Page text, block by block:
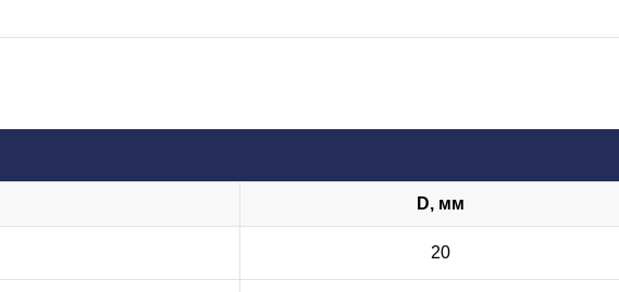
D, мм
20